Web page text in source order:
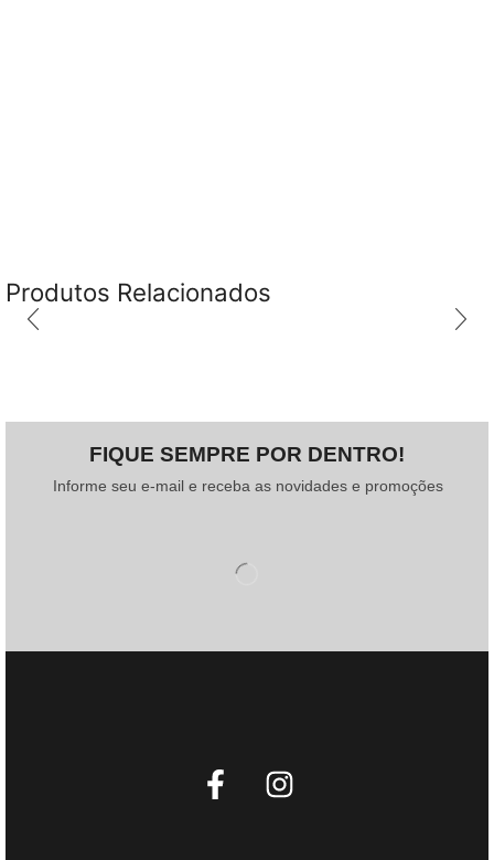
Produtos Relacionados
FIQUE SEMPRE POR DENTRO!
Informe seu e-mail e receba as novidades e promoções